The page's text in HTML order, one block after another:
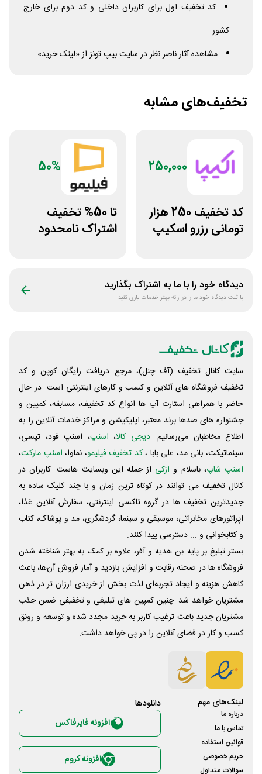
کد تخفیف اول برای کاربران داخلی و کد دوم برای خارج
کشور
مشاهده آثار ناصر نظر در سایت بیپ تونز از «لینک خرید»
تخفیف‌های مشابه
250,000
کد تخفیف 250 هزار
تومانی رزرو اسکیپ
50%
تا 50% تخفیف
اشتراک نامحدود
دیدگاه خود را با ما به اشتراک بگذارید
با ثبت دیدگاه خود ما را در ارائه بهتر خدمات یاری کنید
سایت کانال تخفیف (آف چنل)، مرجع دریافت رایگان کوپن و کد
تخفیف فروشگاه های آنلاین و کسب و‌ کارهای اینترنتی است. در حال
حاضر با همراهی استارت آپ ها انواع کد تخفیف، مسابقه، کمپین و
جشنواره های صدها برند معتبر، اپلیکیشن و مراکز خدمات آنلاین را به
اطلاع مخاطبان می‌رسانیم. دیجی کالا، اسنپ، اسنپ فود، تپسی،
سینماتیکت، بانی مد، علی‌ بابا ،کد تخفیف فیلیمو، نماوا، اسنپ مارکت،
اسنپ شاپ، باسلام و ازکی از جمله این وبسایت ‌هاست. کاربران در
کانال تخفیف می توانند در کوتاه ترین زمان و با چند کلیک ساده به
جدیدترین تخفیف ها در گروه تاکسی اینترنتی، سفارش آنلاین غذا،
اپراتورهای مخابراتی، موسیقی و سینما، گردشگری، مد و پوشاک، کتاب
و کتابخوانی و ... دسترسی پیدا کنند.
بستر تبلیغ بر پایه بن هدیه و آفر، علاوه بر کمک به بهتر شناخته شدن
فروشگاه ها در صحنه رقابت و افزایش بازدید و آمار فروش آن‌ها، باعث
کاهش هزینه و ایجاد تجربه‌ای لذت بخش از خریدی ارزان تر در ذهن
مشتریان خواهد شد. چنین کمپین های تبلیغی و تخفیفی ضمن جذب
مشتریان جدید باعث ترغیب کاربر به خرید مجدد شده و توسعه و رونق
کسب و کار در فضای آنلاین را در پی خواهد داشت.
لینک‌های مهم
درباره ما
تماس با ما
قوانین استفاده
حریم خصوصی
سوالات متداول
دانلود‌ها
افزونه فایرفاکس
افزونه کروم